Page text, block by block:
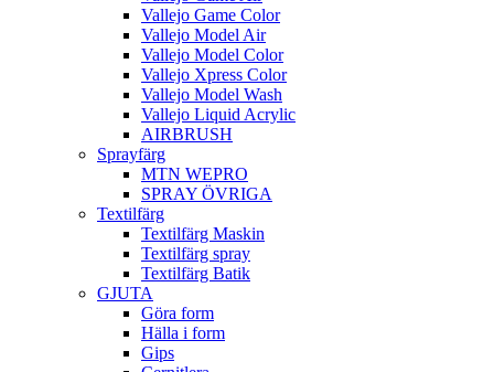
Vallejo Game Color
Vallejo Model Air
Vallejo Model Color
Vallejo Xpress Color
Vallejo Model Wash
Vallejo Liquid Acrylic
AIRBRUSH
Sprayfärg
MTN WEPRO
SPRAY ÖVRIGA
Textilfärg
Textilfärg Maskin
Textilfärg spray
Textilfärg Batik
GJUTA
Göra form
Hälla i form
Gips